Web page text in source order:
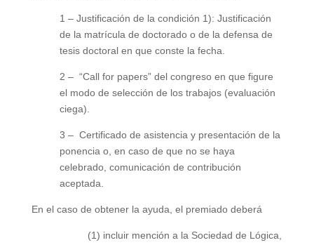
1 – Justificación de la condición 1): Justificación
de la matrícula de doctorado o de la defensa de
tesis doctoral en que conste la fecha.
2 – “Call for papers” del congreso en que figure
el modo de selección de los trabajos (evaluación
ciega).
3 – Certificado de asistencia y presentación de la
ponencia o, en caso de que no se haya
celebrado, comunicación de contribución
aceptada.
En el caso de obtener la ayuda, el premiado deberá
(1) incluir mención a la Sociedad de Lógica,